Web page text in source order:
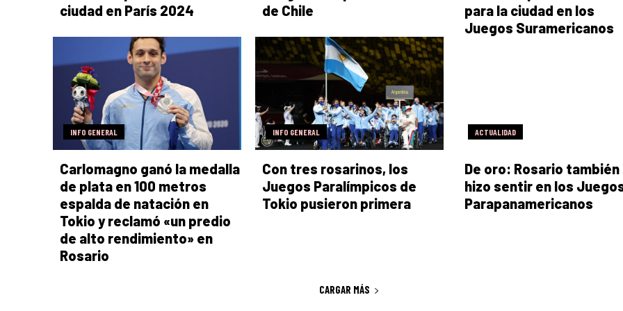
ciudad en París 2024
de Chile
para la ciudad en los
Juegos Suramericanos
INFO GENERAL
Carlomagno ganó la medalla
de plata en 100 metros
espalda de natación en
Tokio y reclamó «un predio
de alto rendimiento» en
Rosario
INFO GENERAL
Con tres rosarinos, los
Juegos Paralímpicos de
Tokio pusieron primera
ACTUALIDAD
De oro: Rosario también
hizo sentir en los
Parapanamericanos
CARGAR MÁS